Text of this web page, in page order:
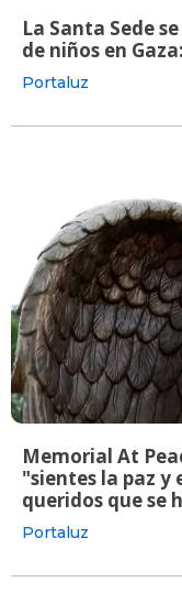
La Santa Sede
de niños en
Portaluz
Memorial At
"sientes la paz y
queridos que se
Portaluz